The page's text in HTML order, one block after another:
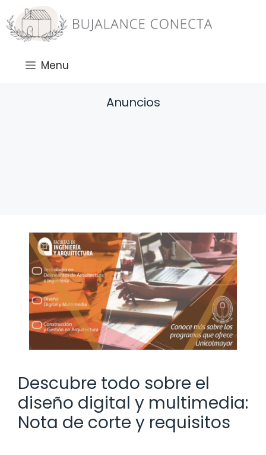
Saltar
al
contenido
Menu
Anuncios
Descubre todo sobre el
diseño digital y multimedia:
Nota de corte y requisitos